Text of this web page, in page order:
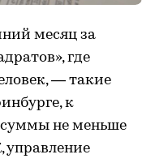
месяц за
где
— такие
к
не меньше
управление